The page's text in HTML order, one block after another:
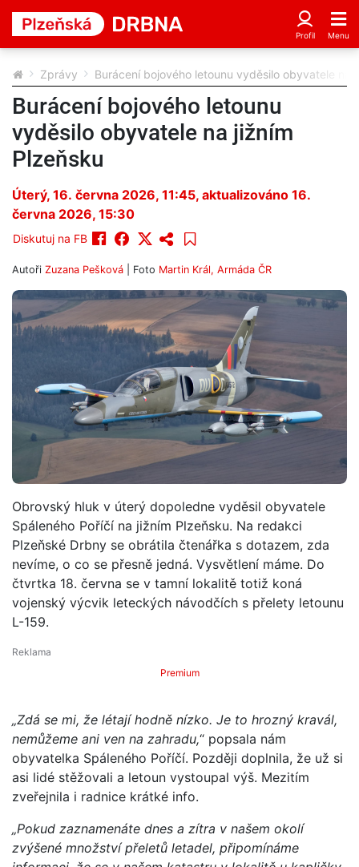
Zprávy Burácení bojového letounu vyděsilo obyvatele na
Burácení bojového letounu
vyděsilo obyvatele na jižním
Plzeňsku
Úterý, 16. června 2026, 11:45, aktualizováno 16.
června 2026, 15:30
Diskutuj na FB
Autoři Zuzana Pešková | Foto Martin Král, Armáda ČR
Obrovský hluk v úterý dopoledne vyděsil obyvatele
Spáleného Poříčí na jižním Plzeňsku. Na redakci
Plzeňské Drbny se obrátila čtenářka s dotazem, zda
nevíme, o co se přesně jedná. Vysvětlení máme. Do
čtvrtka 18. června se v tamní lokalitě totiž koná
vojenský výcvik leteckých návodčích s přelety letounu
L-159.
Premium
„Zdá se mi, že létají hodně nízko. Je to hrozný kravál,
nemůžeme ani ven na zahradu,“ popsala nám
obyvatelka Spáleného Poříčí. Později doplnila, že už si
asi lidé stěžovali a letoun vystoupal výš. Mezitím
zveřejnila i radnice krátké info.
„Pokud zaznamenáte dnes a zítra v našem okolí
zvýšené množství přeletů letadel, připomínáme